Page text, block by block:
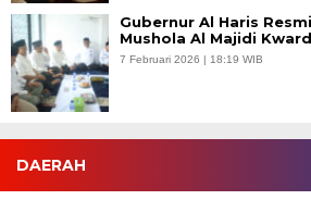
Gubernur Al Haris
Mushola Al Majidi
7 Februari 2026 | 18:19 WIB
DAERAH